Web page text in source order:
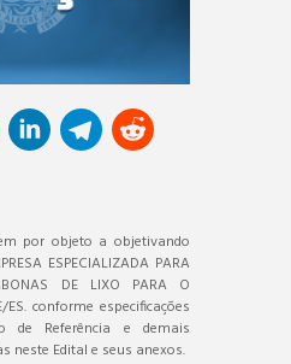
por objeto a objetivando
ESPECIALIZADA PARA
DE LIXO PARA O
ES. conforme especificações
de Referência e demais
neste Edital e seus anexos.